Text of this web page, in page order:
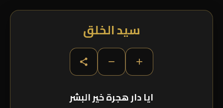
سيد الخلق
+
−
ايا دار هجرة خير البشر